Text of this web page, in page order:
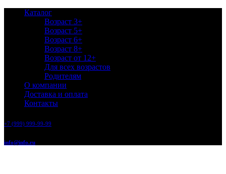
Каталог
Возраст 3+
Возраст 5+
Возраст 6+
Возраст 8+
Возраст от 12+
Для всех возрастов
Родителям
О компании
Доставка и оплата
Контакты
+7 (999) 999-99-99
info@info.ru